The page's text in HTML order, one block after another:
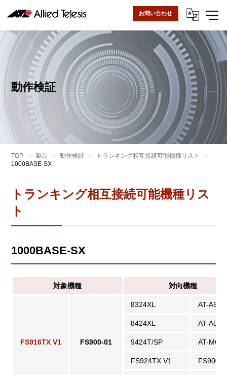
お問い合わせ
動作検証
TOP 製品 動作検証
トランキング相互接続可能機種リスト
1000BASE-SX
トランキング相互接続可能機種リス
ト
1000BASE-SX
対象機種 対向機種
FS916TX V1 FS900-01
8324XL AT-A51
8424XL AT-A51
9424T/SP AT-
FS924TX V1 FS900-